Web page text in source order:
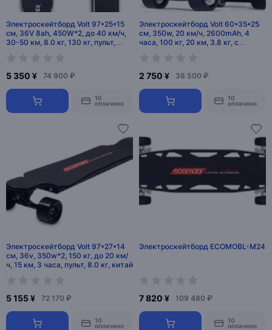
Электроскейтборд Volt 97*25*15
см, 36V 8ah, 450W*2, до 40 км/ч,
30-50 км, 8.0 кг, 130 кг, пульт,
5 350 ¥ 74 900 ₽
10
оплачено
Электроскейтборд Volt 60*35*25
см, 350w, 20 км/ч, 2600mAh, 4
часа, 100 кг, 20 км, 3.8 кг, с
2 750 ¥ 38 500 ₽
10
оплачено
Электроскейтборд Volt 97*27*14
см, 36v, 350w*2, 150 кг, до 20 км/
ч, 15 км, 3 часа, пульт, 8.0 кг, китай
5 155 ¥ 72 170 ₽
10
оплачено
Электроскейтборд ECOMOBL-M24
7 820 ¥ 109 480 ₽
10
оплачено